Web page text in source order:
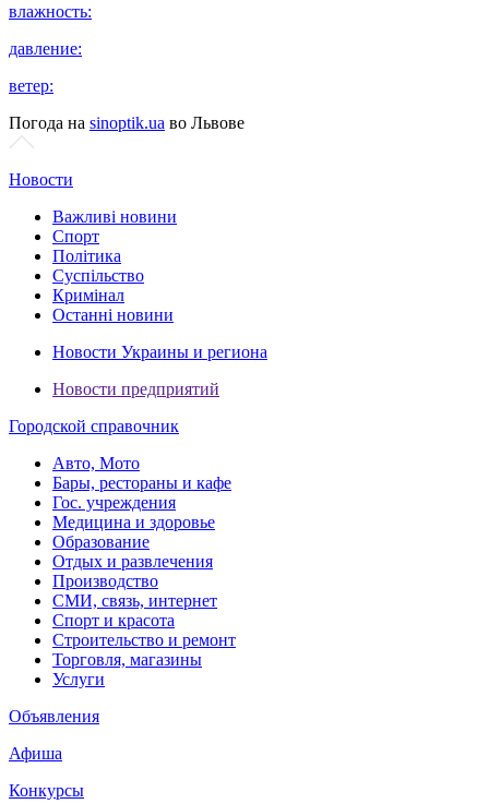
влажность:
давление:
ветер:
Погода на sinoptik.ua во Львове
Новости
Важливі новини
Спорт
Політика
Суспільство
Кримінал
Останні новини
Новости Украины и региона
Новости предприятий
Городской справочник
Авто, Мото
Бары, рестораны и кафе
Гос. учреждения
Медицина и здоровье
Образование
Отдых и развлечения
Производство
СМИ, связь, интернет
Спорт и красота
Строительство и ремонт
Торговля, магазины
Услуги
Объявления
Афиша
Конкурсы